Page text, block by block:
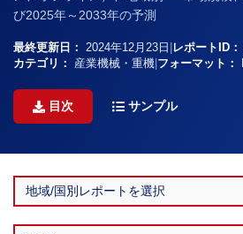
び2025年～2033年の予測
最終更新日： 2024年12月23日 レポートID：
カテゴリ：
産業機械・重機 フォーマット：
目次 サンプル